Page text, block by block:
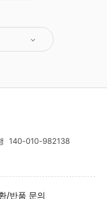
140-010-982138
/반품 문의